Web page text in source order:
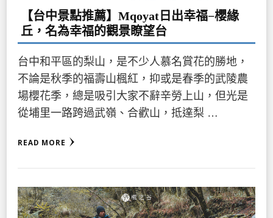
【台中景點推薦】Mqoyat日出幸福−櫻緣
丘，名為幸福的觀景瞭望台
台中和平區的梨山，是不少人慕名賞花的勝地，
不論是秋季的福壽山楓紅，抑或是春季的武陵農
場櫻花季，總是吸引大家不辭辛勞上山，但光是
從埔里一路跨過武嶺、合歡山，抵達梨 …
READ MORE